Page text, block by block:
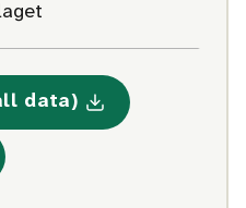
data)
statistikk om Alder
om Alder ved